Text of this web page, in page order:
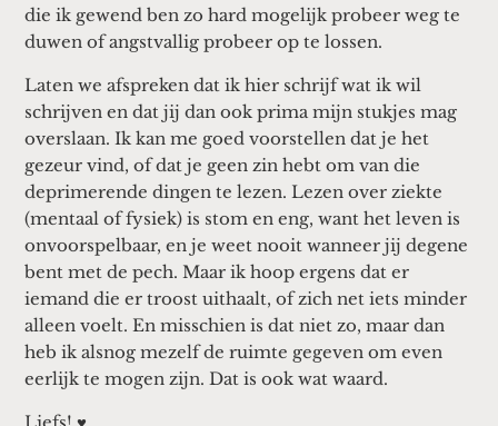
die ik gewend ben zo hard mogelijk probeer weg te
duwen of angstvallig probeer op te lossen.
Laten we afspreken dat ik hier schrijf wat ik wil
schrijven en dat jij dan ook prima mijn stukjes mag
overslaan. Ik kan me goed voorstellen dat je het
gezeur vind, of dat je geen zin hebt om van die
deprimerende dingen te lezen. Lezen over ziekte
(mentaal of fysiek) is stom en eng, want het leven is
onvoorspelbaar, en je weet nooit wanneer jij degene
bent met de pech. Maar ik hoop ergens dat er
iemand die er troost uithaalt, of zich net iets minder
alleen voelt. En misschien is dat niet zo, maar dan
heb ik alsnog mezelf de ruimte gegeven om even
eerlijk te mogen zijn. Dat is ook wat waard.